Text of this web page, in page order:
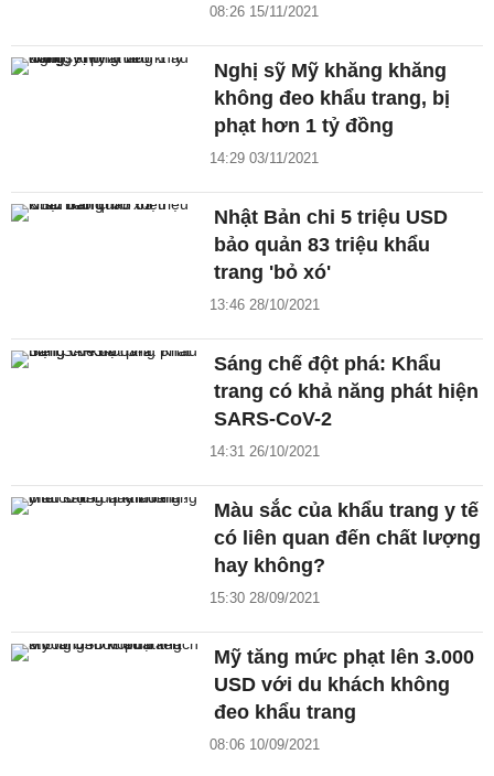
08:26 15/11/2021
Nghị sỹ Mỹ khăng khăng
không đeo khẩu trang, bị
phạt hơn 1 tỷ đồng
14:29 03/11/2021
Nhật Bản chi 5 triệu USD
bảo quản 83 triệu khẩu
trang 'bỏ xó'
13:46 28/10/2021
Sáng chế đột phá: Khẩu
trang có khả năng phát hiện
SARS-CoV-2
14:31 26/10/2021
Màu sắc của khẩu trang y tế
có liên quan đến chất lượng
hay không?
15:30 28/09/2021
Mỹ tăng mức phạt lên 3.000
USD với du khách không
đeo khẩu trang
08:06 10/09/2021